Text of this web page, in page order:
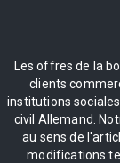
Les offres de la
clients
institutions
civil Allemand.
au sens de
modifications